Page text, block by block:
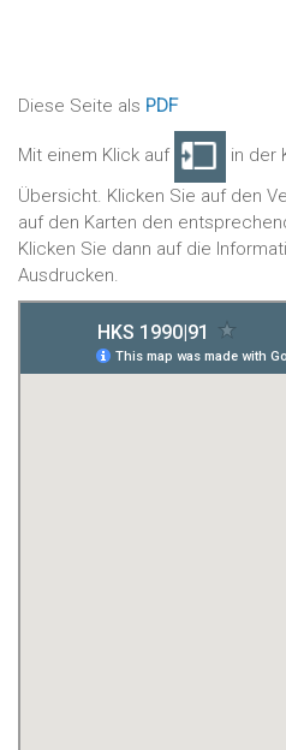
Diese Seite als PDF
Mit einem Klick auf
in der
Übersicht. Klicken Sie auf den
auf den Karten den
Klicken Sie dann auf die
Ausdrucken.